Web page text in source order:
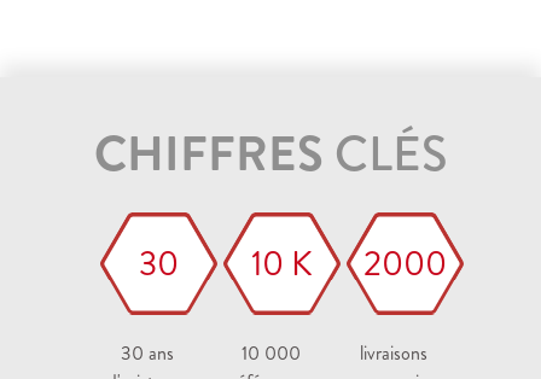
CHIFFRES CLÉS
30
30 ans
10 K
10 000
2000
livraisons